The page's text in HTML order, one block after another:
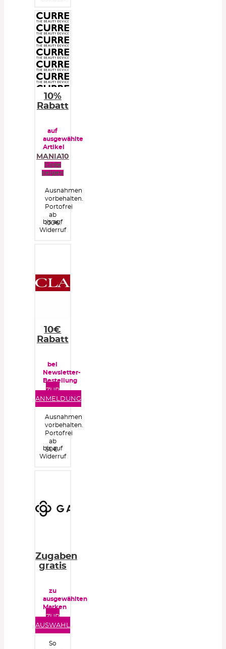
10%
Rabatt
auf
ausgewählte
Artikel
MANIA10
Code
zeigen
Ausnahmen
vorbehalten.
Portofrei
ab
100€.
bis auf
Widerruf
10€
Rabatt
bei
Newsletter-
Bestellung
ab
60€
ZUR
ANMELDUNG
Ausnahmen
vorbehalten.
Portofrei
ab
50€.
bis auf
Widerruf
Zugaben
gratis
zu
ausgewählten
Marken
ZUR
AUSWAHL
So